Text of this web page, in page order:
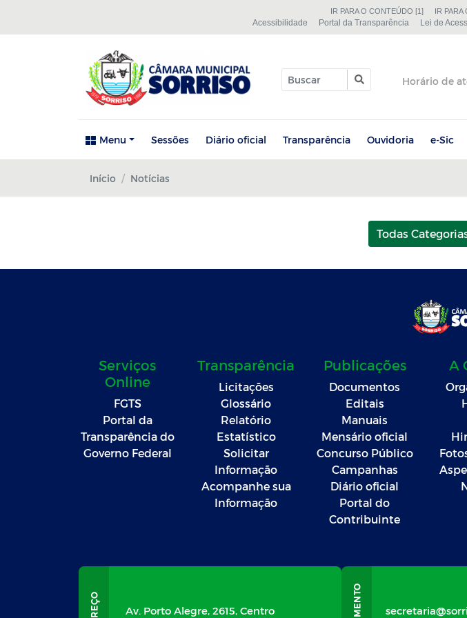
IR PARA O CONTEÚDO [1] IR PARA
Acessibilidade Portal da Transparência Lei de
Menu Sessões Diário oficial Transparência Ouvidoria e-Sic
Início Notícias
Todas
Serviços
Online
FGTS
Portal da
Transparência do
Governo Federal
Transparência
Licitações
Glossário
Relatório
Estatístico
Solicitar
Informação
Acompanhe sua
Informação
Publicações
Documentos
Editais
Manuais
Mensário oficial
Concurso Público
Campanhas
Diário oficial
Portal do
Contribuinte
A
Av. Porto Alegre, 2615, Centro